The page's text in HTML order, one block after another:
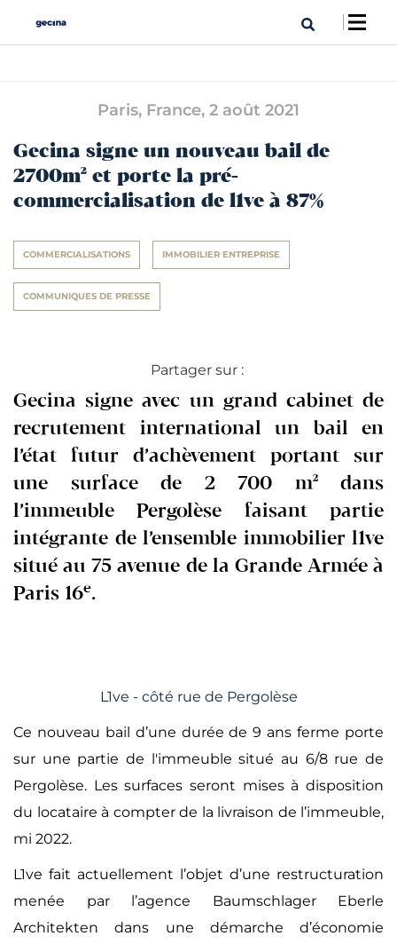
Paris, France, 2 août 2021
Gecina signe un nouveau bail de
2700m² et porte la pré-
commercialisation de l1ve à 87%
COMMERCIALISATIONS IMMOBILIER ENTREPRISE
COMMUNIQUES DE PRESSE
Partager sur :
Gecina signe avec un grand cabinet de
recrutement international un bail en
l’état futur d’achèvement portant sur
une surface de 2 700 m² dans
l’immeuble Pergolèse faisant partie
intégrante de l’ensemble immobilier l1ve
situé au 75 avenue de la Grande Armée à
Paris 16e.
L1ve - côté rue de Pergolèse
Ce nouveau bail d’une durée de 9 ans ferme porte
sur une partie de l'immeuble situé au 6/8 rue de
Pergolèse. Les surfaces seront mises à disposition
du locataire à compter de la livraison de l’immeuble,
mi 2022.
L1ve fait actuellement l’objet d’une restructuration
menée par l’agence Baumschlager Eberle
Architekten dans une démarche d’économie